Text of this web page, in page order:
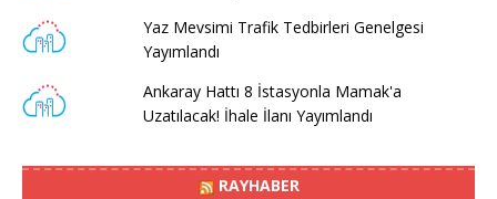
Yaz Mevsimi Trafik Tedbirleri Genelgesi
Yayımlandı
Ankaray Hattı 8 İstasyonla Mamak'a
Uzatılacak! İhale İlanı Yayımlandı
RAYHABER